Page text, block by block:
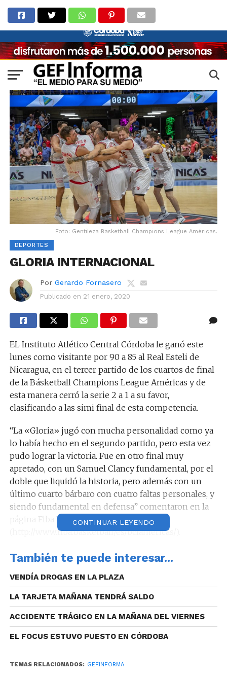
Foto: Gentileza Basketball Champions League Américas.
DEPORTES
GLORIA INTERNACIONAL
Por Gerardo Fornasero
Publicado en 21 enero, 2020
EL Instituto Atlético Central Córdoba le ganó este
lunes como visitante por 90 a 85 al Real Esteli de
Nicaragua, en el tercer partido de los cuartos de final
de la Básketball Champions League Américas y de
esta manera cerró la serie 2 a 1 a su favor,
clasificando a las simi final de esta competencia.
“La «Gloria» jugó con mucha personalidad como ya
lo había hecho en el segundo partido, pero esta vez
pudo lograr la victoria. Fue en otro final muy
apretado, con un Samuel Clancy fundamental, por el
doble que liquidó la historia, pero además con un
último cuarto bárbaro con cuatro faltas personales, y
siendo fundamental en defensa” comentaron en la
página Fiba Basketball Amárica
(http://www.fiba.basketball/es/bclamericas/).
El partido tuvo parciales 22/23; 35/45(13/22);
61/61(26/16); 85/90(24/29).
Dwayne Davis con 22 puntos (7 libres, 3 dobles y 3
triples) fue el máximo anotador de “La Gloria”,
mientras que Jezreel De Jesús con 23 tantos (7/5/2)
encuentro.
CONTINUAR LEYENDO
También te puede interesar...
VENDÍA DROGAS EN LA PLAZA
LA TARJETA MAÑANA TENDRÁ SALDO
ACCIDENTE TRÁGICO EN LA MAÑANA DEL VIERNES
EL FOCUS ESTUVO PUESTO EN CÓRDOBA
TEMAS RELACIONADOS: GEFINFORMA